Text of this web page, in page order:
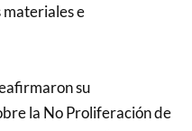
materiales e
su
la No Proliferación de